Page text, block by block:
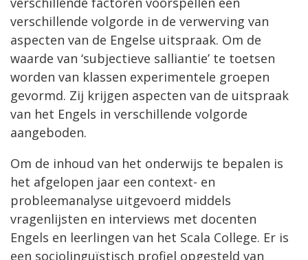
verschillende volgorde in de verwerving van
aspecten van de Engelse uitspraak. Om de
waarde van ‘subjectieve salliantie’ te toetsen
worden van klassen experimentele groepen
gevormd. Zij krijgen aspecten van de uitspraak
van het Engels in verschillende volgorde
aangeboden.
Om de inhoud van het onderwijs te bepalen is
het afgelopen jaar een context- en
probleemanalyse uitgevoerd middels
vragenlijsten en interviews met docenten
Engels en leerlingen van het Scala College. Er is
een sociolinguïstisch profiel opgesteld van